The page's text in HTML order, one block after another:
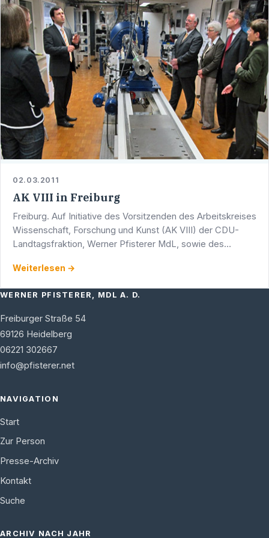
02.03.2011
AK VIII in Freiburg
Freiburg. Auf Initiative des Vorsitzenden des Arbeitskreises
Wissenschaft, Forschung und Kunst (AK VIII) der CDU-
Landtagsfraktion, Werner Pfisterer MdL, sowie des
Weiterlesen →
WERNER PFISTERER, MDL A. D.
Freiburger Straße 54
69126 Heidelberg
06221 302667
info@pfisterer.net
NAVIGATION
Start
Zur Person
Presse-Archiv
Kontakt
Suche
ARCHIV NACH JAHR